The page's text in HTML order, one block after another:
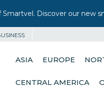
Smartvel. Discover our new
ASIA EUROPE
CENTRAL AMERICA